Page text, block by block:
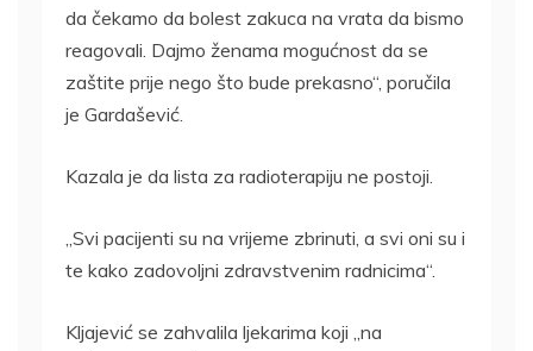
da čekamo da bolest zakuca na vrata da bismo
reagovali. Dajmo ženama mogućnost da se
zaštite prije nego što bude prekasno“, poručila
je Gardašević.
Kazala je da lista za radioterapiju ne postoji.
„Svi pacijenti su na vrijeme zbrinuti, a svi oni su i
te kako zadovoljni zdravstvenim radnicima“.
Kljajević se zahvalila ljekarima koji „na